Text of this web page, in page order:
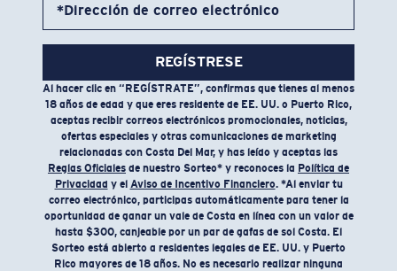
Nombre del modelo:Morgan Snapback
FQS900293-473
Color:Guinda
*Dirección de correo electrónico
REGÍSTRESE
Al hacer clic en “REGÍSTRATE”, confirmas que tienes al menos
18 años de edad y que eres residente de EE. UU. o Puerto Rico,
aceptas recibir correos electrónicos promocionales, noticias,
ofertas especiales y otras comunicaciones de marketing
relacionadas con Costa Del Mar, y has leído y aceptas las
Reglas Oficiales de nuestro Sorteo* y reconoces la Política de
Privacidad y el Aviso de Incentivo Financiero. *Al enviar tu
correo electrónico, participas automáticamente para tener la
oportunidad de ganar un vale de Costa en línea con un valor de
hasta $300, canjeable por un par de gafas de sol Costa. El
Sorteo está abierto a residentes legales de EE. UU. y Puerto
Rico mayores de 18 años. No es necesario realizar ninguna